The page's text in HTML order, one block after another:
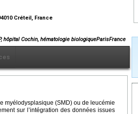
Créteil, France
hôpital Cochin, hématologie biologiqueParisFrance
myélodysplasique (SMD) ou de leucémie
sur l’intégration des données issues